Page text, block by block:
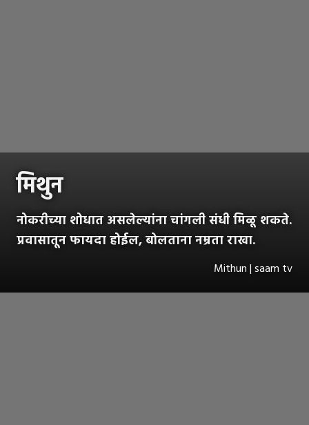
मिथुन
नोकरीच्या शोधात असलेल्यांना चांगली संधी मिळू शकते.
प्रवासातून फायदा होईल, बोलताना नम्रता राखा.
Mithun | saam tv